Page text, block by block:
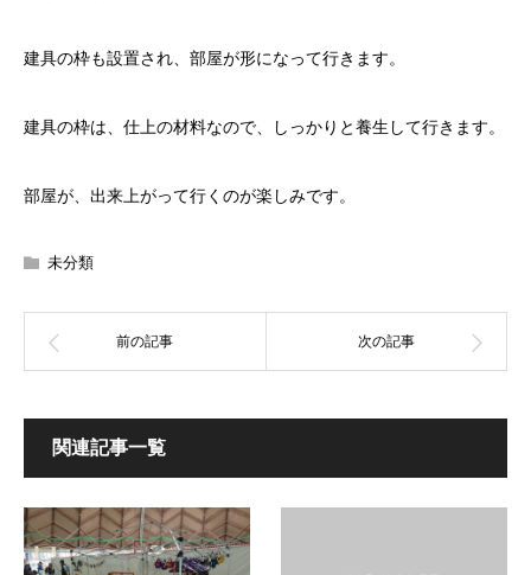
建具の枠も設置され、部屋が形になって行きます。
建具の枠は、仕上の材料なので、しっかりと養生して行きます。
部屋が、出来上がって行くのが楽しみです。
未分類
関連記事一覧